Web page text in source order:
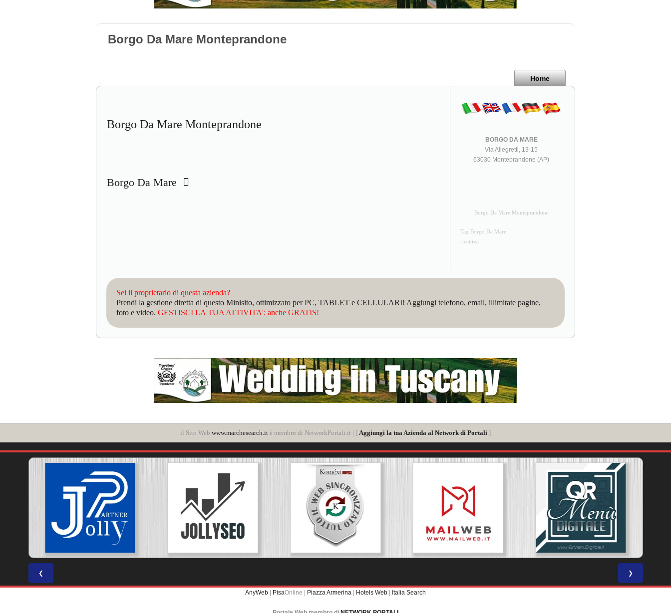
Borgo Da Mare Monteprandone
Home
Borgo Da Mare Monteprandone
Borgo Da Mare
BORGO DA MARE
Via Allegretti, 13-15
63030 Monteprandone (AP)
Borgo Da Mare Monteprandone
Tag Borgo Da Mare
ricettiva
Sei il proprietario di questa azienda?
Prendi la gestione diretta di questo Minisito, ottimizzato per PC, TABLET e CELLULARI! Aggiungi telefono, email, illimitate pagine,
foto e video. GESTISCI LA TUA ATTIVITA': anche GRATIS!
il Sito Web www.marchesearch.it è membro di NetworkPortali.it | [ Aggiungi la tua Azienda al Network di Portali ]
❮ ❯
AnyWeb | PisaOnline | Piazza Armerina | Hotels Web | Italia Search